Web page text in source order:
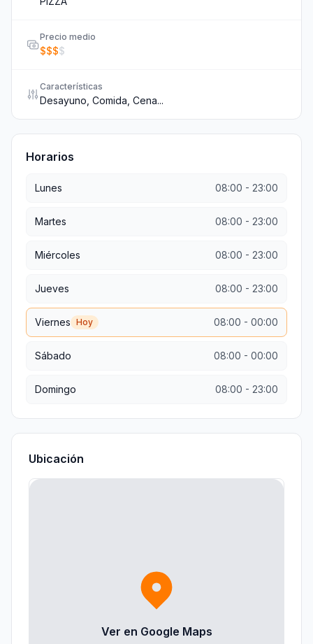
Precio medio
$$$$
Características
Desayuno, Comida, Cena...
Horarios
Lunes 08:00 - 23:00
Martes 08:00 - 23:00
Miércoles 08:00 - 23:00
Jueves 08:00 - 23:00
Viernes Hoy 08:00 - 00:00
Sábado 08:00 - 00:00
Domingo 08:00 - 23:00
Ubicación
Ver en Google Maps